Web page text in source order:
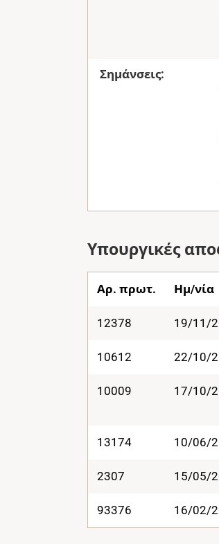
Σημάνσεις:
Υπουργικές
Αρ. πρωτ. Ημ/νία
12378 19/11/
10612 22/10/
10009 17/10/
13174 10/06/
2307 15/05/
93376 16/02/